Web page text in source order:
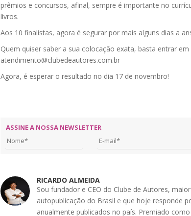
prêmios e concursos, afinal, sempre é importante no
livros.
Aos 10 finalistas, agora é segurar por mais alguns dias a
Quem quiser saber a sua colocação exata, basta entrar
atendimento@clubedeautores.com.br
Agora, é esperar o resultado no dia 17 de novembro!
ASSINE A NOSSA NEWSLETTER
RICARDO ALMEIDA
Sou fundador e CEO do Clube de Autores,
autopublicação do Brasil e que hoje responde
anualmente publicados no país. Premiado